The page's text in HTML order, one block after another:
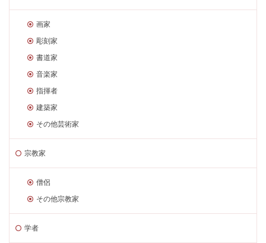
画家
彫刻家
書道家
音楽家
指揮者
建築家
その他芸術家
宗教家
僧侶
その他宗教家
学者